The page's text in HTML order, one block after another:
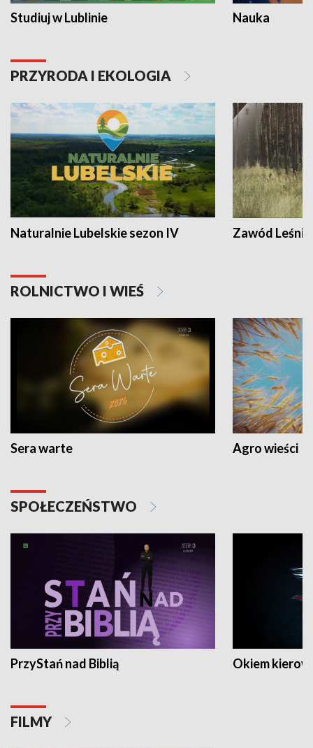
Studiuj w Lublinie Nauka
PRZYRODA I EKOLOGIA
Naturalnie Lubelskie sezon IV Zawód Leśnik
ROLNICTWO I WIEŚ
Sera warte Agro wieści
SPOŁECZEŃSTWO
PrzyStań nad Biblią Okiem
FILMY